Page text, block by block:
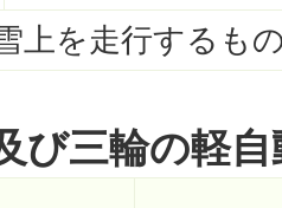
上を走行するも
び三輪の軽